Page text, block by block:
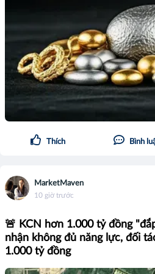
Thích Bình
MarketMaven
10 giờ trước
🚨 KCN hơn 1.000 tỷ đồng
nhận không đủ năng lực, đối
1.000 tỷ đồng